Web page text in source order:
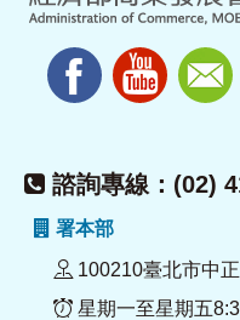
諮詢專線：(02)
署本部
100210臺北市中
星期一至星期五